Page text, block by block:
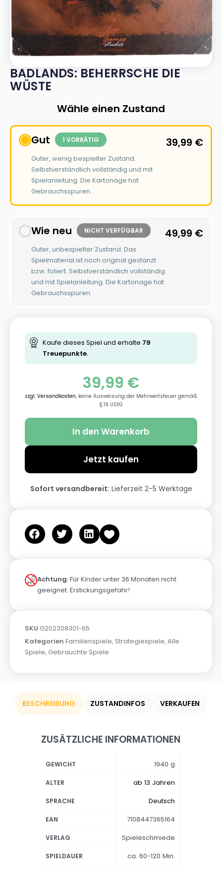
BADLANDS: BEHERRSCHE DIE
WÜSTE
Wähle einen Zustand
Gut 1 VORRÄTIG
Guter, wenig bespielter Zustand.
Selbstverständlich vollständig und mit
Spielanleitung. Die Kartonage hat
Gebrauchsspuren.
39,99 €
Wie neu NICHT VERFÜGBAR
Guter, unbespielter Zustand. Das
Spielmaterial ist noch original gestanzt
bzw. foliert. Selbstverständlich vollständig
und mit Spielanleitung. Die Kartonage hat
Gebrauchsspuren.
49,99 €
Kaufe dieses Spiel und erhalte 79
Treuepunkte.
39,99 €
zzgl. Versandkosten, keine Ausweisung der Mehrwertsteuer gemäß
§ 19 UStG
In den Warenkorb
Jetzt kaufen
Sofort versandbereit: Lieferzeit 2-5 Werktage
Achtung:Für Kinder unter 36 Monaten nicht
geeignet. Erstickungsgefahr!
SKU G202308301-65
Kategorien Familienspiele, Strategiespiele, Alle
Spiele, Gebrauchte Spiele
BESCHREIBUNG ZUSTANDINFOS VERKAUFEN
ZUSÄTZLICHE INFORMATIONEN
GEWICHT 1940 g
ALTER ab 13 Jahren
SPRACHE Deutsch
EAN 7108447365164
VERLAG Spieleschmiede
SPIELDAUER ca. 60-120 Min.